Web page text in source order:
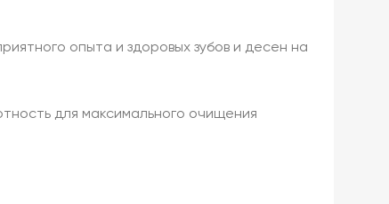
опыта и здоровых зубов и десен на
для максимального очищения